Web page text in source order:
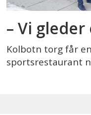
– Vi gleder
Kolbotn torg får
sportsrestaurant